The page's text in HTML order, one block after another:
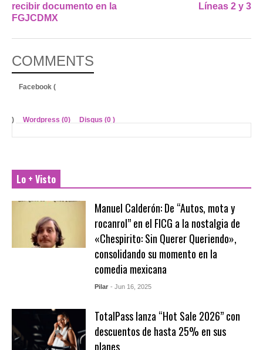
recibir documento en la
FGJCDMX
Líneas 2 y 3
COMMENTS
Facebook (
) Wordpress (0) Disqus (0 )
Lo + Visto
Manuel Calderón: De “Autos, mota y
rocanrol” en el FICG a la nostalgia de
«Chespirito: Sin Querer Queriendo»,
consolidando su momento en la
comedia mexicana
Pilar - Jun 16, 2025
TotalPass lanza “Hot Sale 2026” con
descuentos de hasta 25% en sus
planes